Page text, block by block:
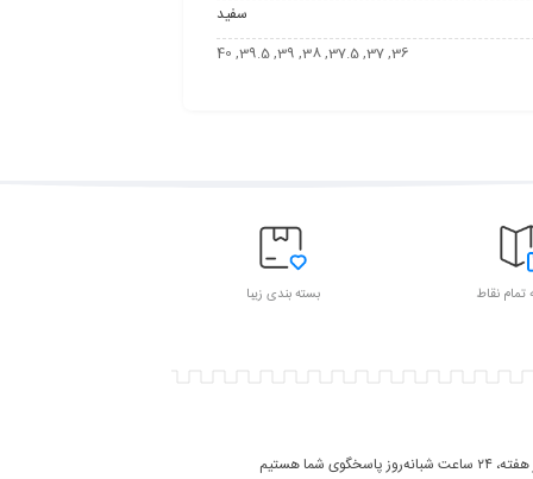
سفید
36, 37, 37.5, 38, 39, 39.5, 40
تمام نقاط بسته بندی زیبا
شما هستیم